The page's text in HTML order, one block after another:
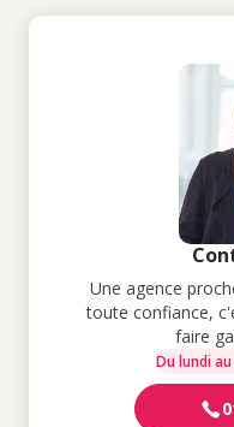
Une agence
toute confiance,
faire
Du lundi